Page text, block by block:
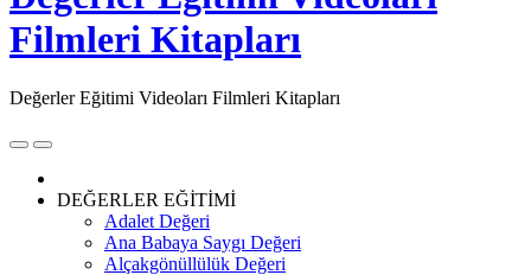
Filmleri Kitapları
Değerler Eğitimi Videoları Filmleri Kitapları
DEĞERLER EĞİTİMİ
Adalet Değeri
Ana Babaya Saygı Değeri
Alçakgönüllülük Değeri